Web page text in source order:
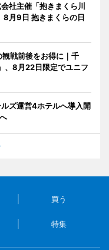
社主催「抱きまくら川
月9日 抱きまくらの日
戦前後をお得に｜千
、8月22日限定でユニフ
ズ運営4ホテルへ導入開
買う
特集